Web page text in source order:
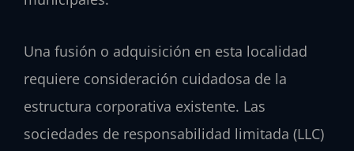
Una fusión o adquisición en esta localidad
requiere consideración cuidadosa de la
estructura corporativa existente. Las
sociedades de responsabilidad limitada (LLC)